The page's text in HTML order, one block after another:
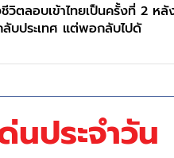
วิตลอบเข้าไทยเป็นครั้งที่ 2 หลั
บประเทศ แต่พอกลับไปดั
นประจำวัน